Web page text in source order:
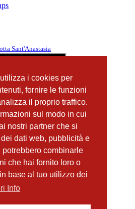
i cookies per
fornire le funzioni
il proprio traffico.
sul modo in cui
nostri partner che si
dati web, pubblicità e
combinarle
che hai fornito loro o
base al tuo utilizzo dei
Info
Sant'Anastasia
Vedi tutte ➔